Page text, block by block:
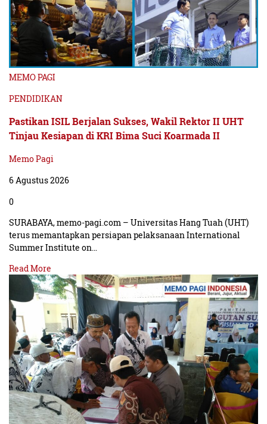
MEMO PAGI
PENDIDIKAN
Pastikan ISIL Berjalan Sukses, Wakil Rektor II UHT
Tinjau Kesiapan di KRI Bima Suci Koarmada II
Memo Pagi
6 Agustus 2026
0
SURABAYA, memo-pagi.com – Universitas Hang Tuah (UHT)
terus memantapkan persiapan pelaksanaan International
Summer Institute on…
Read More